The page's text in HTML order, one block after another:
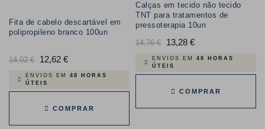
Fita de cabelo descartável em
polipropileno branco 100un
Preço
normal
14,02 € 12,62 €Preço
ENVIOS EM 48 HORAS
ÚTEIS
COMPRAR
Calças em tecido não tecido
TNT para tratamentos de
pressoterapia 10un
Preço
normal
14,76 € 13,28 €Preço
ENVIOS EM 48 HORAS
ÚTEIS
COMPRAR